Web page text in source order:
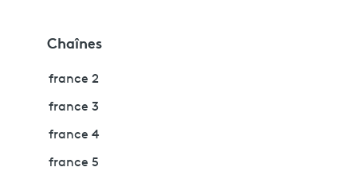
Chaînes
france 2
france 3
france 4
france 5